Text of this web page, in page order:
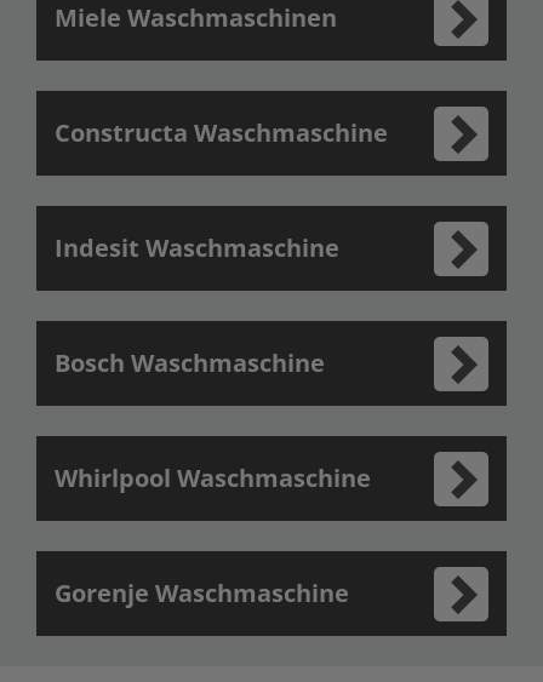
Miele Waschmaschinen
Constructa Waschmaschine
Indesit Waschmaschine
Bosch Waschmaschine
Whirlpool Waschmaschine
Gorenje Waschmaschine